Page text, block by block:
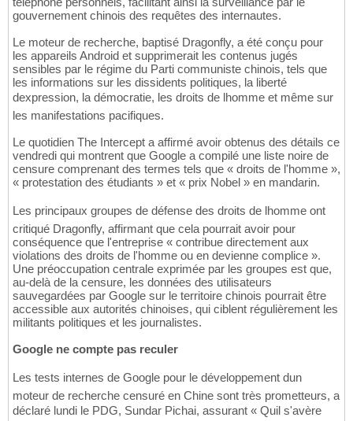
gouvernement chinois des requêtes des internautes.
Le moteur de recherche, baptisé Dragonfly, a été conçu pour
les appareils Android et supprimerait les contenus jugés
sensibles par le régime du Parti communiste chinois, tels que
les informations sur les dissidents politiques, la liberté
dexpression, la démocratie, les droits de lhomme et même sur
les manifestations pacifiques.
Le quotidien The Intercept a affirmé avoir obtenus des détails ce
vendredi qui montrent que Google a compilé une liste noire de
censure comprenant des termes tels que « droits de l'homme »,
« protestation des étudiants » et « prix Nobel » en mandarin.
Les principaux groupes de défense des droits de lhomme ont
critiqué Dragonfly, affirmant que cela pourrait avoir pour
conséquence que l'entreprise « contribue directement aux
violations des droits de l'homme ou en devienne complice ».
Une préoccupation centrale exprimée par les groupes est que,
au-delà de la censure, les données des utilisateurs
sauvegardées par Google sur le territoire chinois pourrait être
accessible aux autorités chinoises, qui ciblent régulièrement les
militants politiques et les journalistes.
Google ne compte pas reculer
Les tests internes de Google pour le développement dun
moteur de recherche censuré en Chine sont très prometteurs, a
déclaré lundi le PDG, Sundar Pichai, assurant « Quil s'avère